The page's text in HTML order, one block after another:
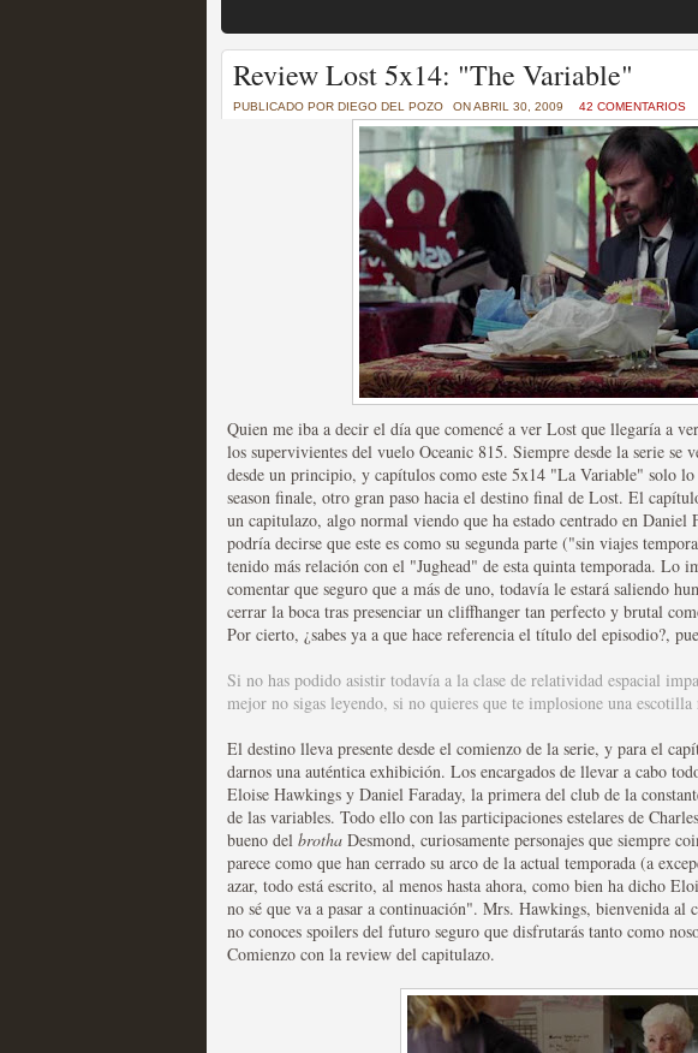
Un recorrido por todas las
of Thrones a través de sus mejores
Recomendación de la semana
La burbuja de los jugadores de la
MOLTISANTI
Recomendación de la semana
Las series disponibles en las
tienen fecha de caducidad
MOLTISANTI
Recomendación de la semana
La barrera de las 500 series al año
desde Silicon Valley
Recomendación de la semana
Review Lost 5x14: "The Variable"
PUBLICADO POR DIEGO DEL POZO ON ABRIL 30, 2009 42 COMENTARIOS
Quien me iba a decir el día que comencé a ver Lost que llegaría a
los supervivientes del vuelo Oceanic 815. Siempre desde la serie se
desde un principio, y capítulos como este 5x14 "La Variable" solo
season finale, otro gran paso hacia el destino final de Lost. El
un capitulazo, algo normal viendo que ha estado centrado en Daniel
podría decirse que este es como su segunda parte ("sin viajes
tenido más relación con el "Jughead" de esta quinta temporada. Lo
comentar que seguro que a más de uno, todavía le estará saliendo
cerrar la boca tras presenciar un cliffhanger tan perfecto y brutal
Por cierto, ¿sabes ya a que hace referencia el título del episodio?,
Si no has podido asistir todavía a la clase de relatividad espacial
mejor no sigas leyendo, si no quieres que te implosione una
El destino lleva presente desde el comienzo de la serie, y para el
darnos una auténtica exhibición. Los encargados de llevar a cabo
Eloise Hawkings y Daniel Faraday, la primera del club de la
de las variables. Todo ello con las participaciones estelares de
bueno del brotha Desmond, curiosamente personajes que siempre
parece como que han cerrado su arco de la actual temporada (a
azar, todo está escrito, al menos hasta ahora, como bien ha dicho
no sé que va a pasar a continuación". Mrs. Hawkings, bienvenida al
no conoces spoilers del futuro seguro que disfrutarás tanto como
Comienzo con la review del capitulazo.